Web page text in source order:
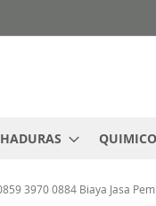
3970 0884 Biaya Jasa